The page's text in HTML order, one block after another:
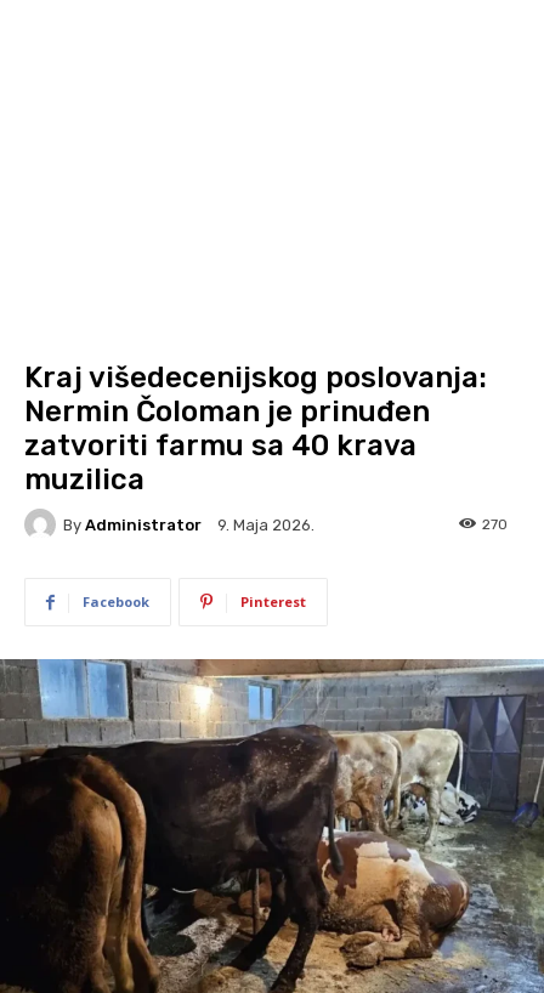
Kraj višedecenijskog poslovanja:
Nermin Čoloman je prinuđen
zatvoriti farmu sa 40 krava
muzilica
By Administrator 9. Maja 2026. 270
Facebook Pinterest